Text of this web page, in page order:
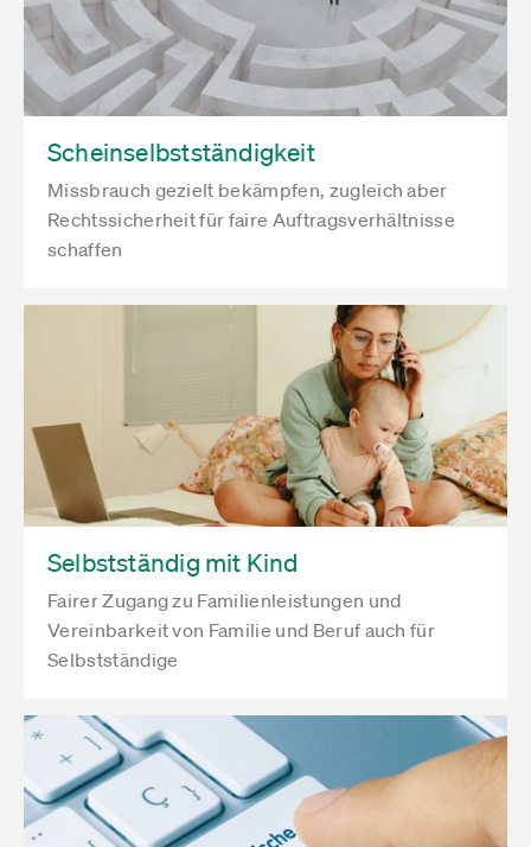
Scheinselbstständigkeit
Missbrauch gezielt bekämpfen, zugleich aber
Rechtssicherheit für faire Auftragsverhältnisse
schaffen
Selbstständig mit Kind
Fairer Zugang zu Familienleistungen und
Vereinbarkeit von Familie und Beruf auch für
Selbstständige